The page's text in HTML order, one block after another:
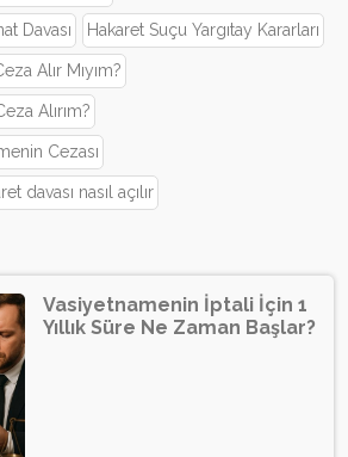
Davası Hakaret Suçu Yargıtay Kararları
Alır Mıyım?
Alırım?
Cezası
davası nasıl açılır
Vasiyetnamenin İptali İçin 1
Yıllık Süre Ne Zaman Başlar?